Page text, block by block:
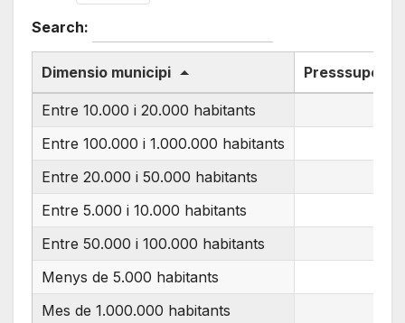
Search:
Dimensio municipi Presssupot
Entre 10.000 i 20.000 habitants
Entre 100.000 i 1.000.000 habitants
Entre 20.000 i 50.000 habitants
Entre 5.000 i 10.000 habitants
Entre 50.000 i 100.000 habitants
Menys de 5.000 habitants
Mes de 1.000.000 habitants